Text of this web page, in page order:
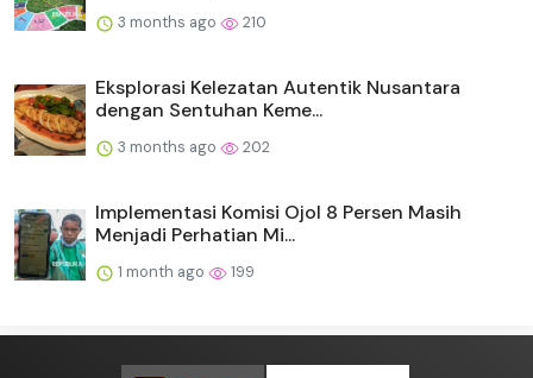
3 months ago 210
Eksplorasi Kelezatan Autentik Nusantara
dengan Sentuhan Keme...
3 months ago 202
Implementasi Komisi Ojol 8 Persen Masih
Menjadi Perhatian Mi...
1 month ago 199